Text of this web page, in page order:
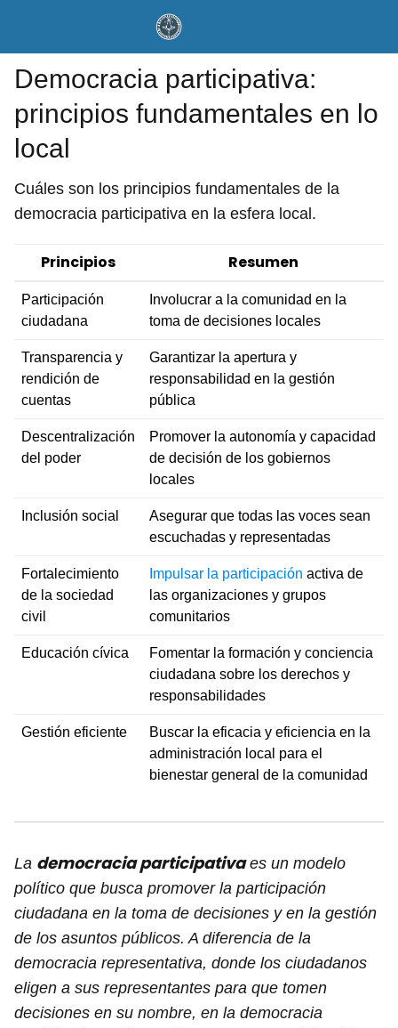
Democracia participativa:
principios fundamentales en lo
local
Cuáles son los principios fundamentales de la
democracia participativa en la esfera local.
Principios Resumen
Participación
ciudadana
Involucrar a la comunidad en la
toma de decisiones locales
Transparencia y
rendición de
cuentas
Garantizar la apertura y
responsabilidad en la gestión
pública
Descentralización
del poder
Promover la autonomía y capacidad
de decisión de los gobiernos
locales
Inclusión social
Asegurar que todas las voces sean
escuchadas y representadas
Fortalecimiento
de la sociedad
civil
Impulsar la participación activa de
las organizaciones y grupos
comunitarios
Educación cívica
Fomentar la formación y conciencia
ciudadana sobre los derechos y
responsabilidades
Gestión eficiente
Buscar la eficacia y eficiencia en la
administración local para el
bienestar general de la comunidad
La democracia participativaes un modelo
político que busca promover la participación
ciudadana en la toma de decisiones y en la gestión
de los asuntos públicos. A diferencia de la
democracia representativa, donde los ciudadanos
eligen a sus representantes para que tomen
decisiones en su nombre, en la democracia